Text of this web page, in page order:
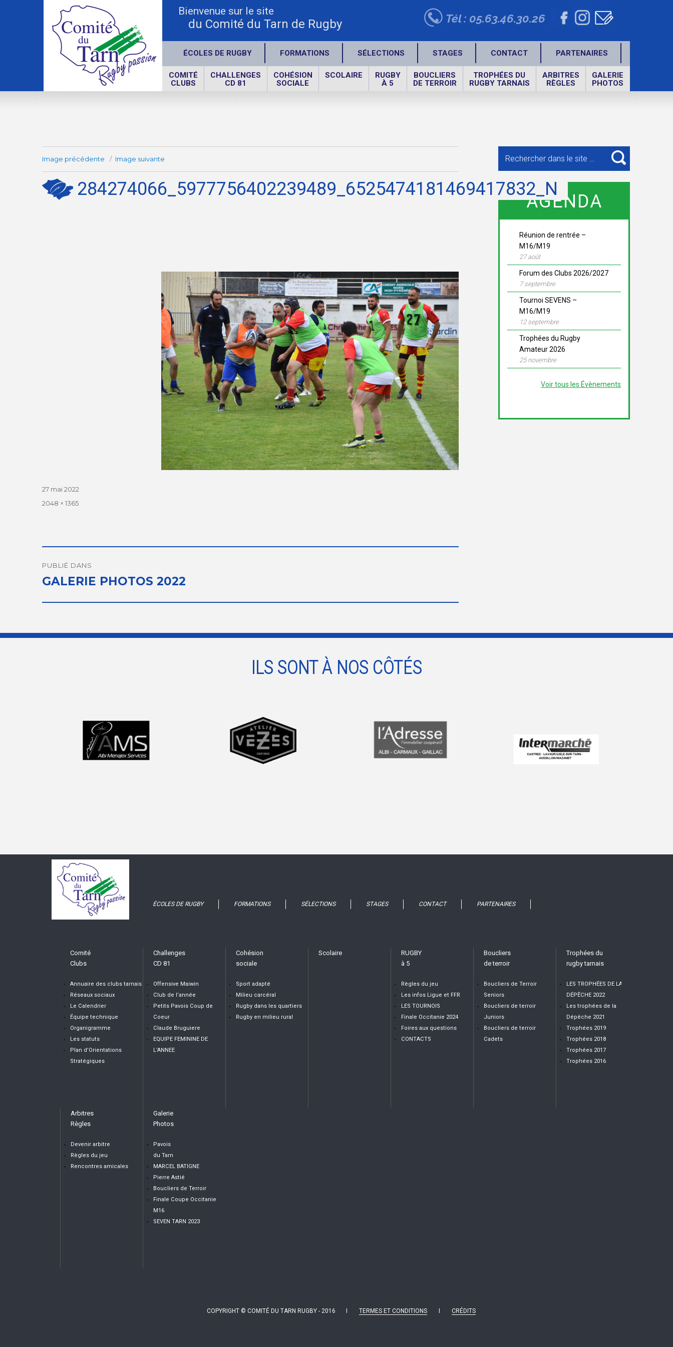
Bienvenue sur le site
du Comité du Tarn de Rugby Tél : 05.63.46.30.26
ÉCOLES DE RUGBY FORMATIONS SÉLECTIONS STAGES CONTACT PARTENAIRES
COMITÉ
CLUBS
CHALLENGES
CD 81
COHÉSION
SOCIALE
SCOLAIRE
RUGBY
À 5
BOUCLIERS
DE TERROIR
TROPHÉES DU
RUGBY TARNAIS
ARBITRES
RÈGLES
GALERIE
PHOTOS
Image précédente Image suivante
284274066_5977756402239489_6525474181469417832_N
Publié
le
27 mai 2022
Taille
2048 × 1365
de
l’article
PUBLIÉ DANS
GALERIE PHOTOS 2022
pour
:
RECHERCHE
AGENDA
Réunion de rentrée –
M16/M19
27 août
Forum des Clubs 2026/2027
7 septembre
Tournoi SEVENS –
M16/M19
12 septembre
Trophées du Rugby
Amateur 2026
25 novembre
Voir tous les Évènements
ILS SONT À NOS CÔTÉS
ÉCOLES DE RUGBY FORMATIONS SÉLECTIONS STAGES CONTACT PARTENAIRES
Comité
Clubs
Annuaire des clubs tarnais
Réseaux sociaux
Le Calendrier
Équipe technique
Organigramme
Les statuts
Plan d’Orientations
Stratégiques
Challenges
CD 81
Offensive Maiwin
Club de l’année
Petits Pavois Coup de
Coeur
Claude Bruguiere
EQUIPE FEMININE DE
L’ANNEE
Cohésion
sociale
Sport adapté
Milieu carcéral
Rugby dans les quartiers
Rugby en milieu rural
Scolaire
RUGBY
à 5
Règles du jeu
Les infos Ligue et FFR
LES TOURNOIS
Finale Occitanie 2024
Foires aux questions
CONTACTS
Boucliers
de terroir
Boucliers de Terroir
Seniors
Boucliers de terroir
Juniors
Boucliers de terroir
Cadets
Trophées du
rugby tarnais
LES TROPHÉES DE LA
DÉPÊCHE 2022
Les trophées de la
Dépêche 2021
Trophées 2019
Trophées 2018
Trophées 2017
Trophées 2016
Arbitres
Règles
Devenir arbitre
Règles du jeu
Rencontres amicales
Galerie
Photos
Pavois
du Tarn
MARCEL BATIGNE
Pierre Astié
Boucliers de Terroir
Finale Coupe Occitanie
M16
SEVEN TARN 2023
COPYRIGHT © COMITÉ DU TARN RUGBY - 2016 I TERMES ET CONDITIONS I CRÉDITS